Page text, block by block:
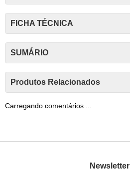
FICHA TÉCNICA
SUMÁRIO
Produtos Relacionados
Carregando comentários ...
Newsletter